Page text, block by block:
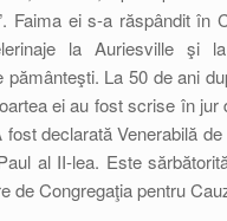
Faima ei s-a răspândit în
la Auriesville şi la
La 50 de ani
ei au fost scrise în
declarată Venerabilă
al II-lea. Este
de Congregaţia pentru